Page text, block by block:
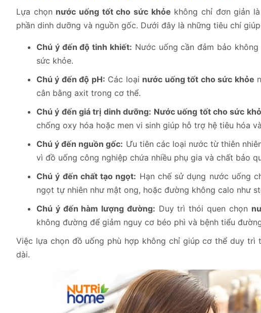
Lựa chọn nước uống tốt cho sức khỏe không chỉ đơn giản
phần dinh dưỡng và nguồn gốc. Dưới đây là những tiêu chí
Chú ý đến độ tinh khiết: Nước uống cần đảm bảo
sức khỏe.
Chú ý đến độ pH: Các loại nước uống tốt cho sức khỏe
cân bằng axit trong cơ thể.
Chú ý đến giá trị dinh dưỡng: Nước uống tốt cho sức
chống oxy hóa hoặc men vi sinh giúp hỗ trợ hệ tiêu hóa
Chú ý đến nguồn gốc: Ưu tiên các loại nước từ thiên
vì đồ uống công nghiệp chứa nhiều phụ gia và chất bảo
Chú ý đến chất tạo ngọt: Hạn chế sử dụng nước uống
ngọt tự nhiên như mật ong, hoặc đường không calo như
Chú ý đến hàm lượng đường: Duy trì thói quen chọn
không đường để giảm nguy cơ béo phì và bệnh tiểu
Việc lựa chọn đồ uống phù hợp không chỉ giúp cơ thể duy
dài.